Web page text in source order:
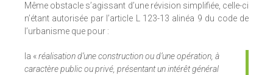
Même obstacle s’agissant d’une révision simplifiée, celle-ci
n’étant autorisée par l’article L 123-13 alinéa 9 du code de
l’urbanisme que pour :
la «réalisation d’une construction ou d’une opération, à
caractère public ou privé, présentant un intérêt général